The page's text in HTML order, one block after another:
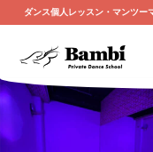
ダンス個人レッスン・マンツー